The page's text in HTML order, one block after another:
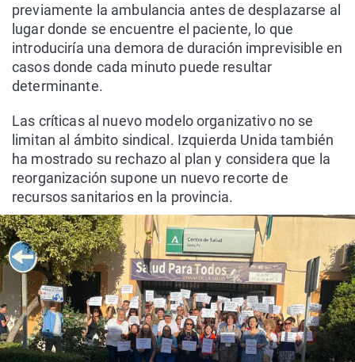
previamente la ambulancia antes de desplazarse al
lugar donde se encuentre el paciente, lo que
introduciría una demora de duración imprevisible en
casos donde cada minuto puede resultar
determinante.
Las críticas al nuevo modelo organizativo no se
limitan al ámbito sindical. Izquierda Unida también
ha mostrado su rechazo al plan y considera que la
reorganización supone un nuevo recorte de
recursos sanitarios en la provincia.